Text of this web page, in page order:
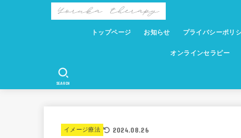
トップページ お知らせ プライバシーポリ
オンラインセラピー
SEARCH
イメージ療法 2024.08.26